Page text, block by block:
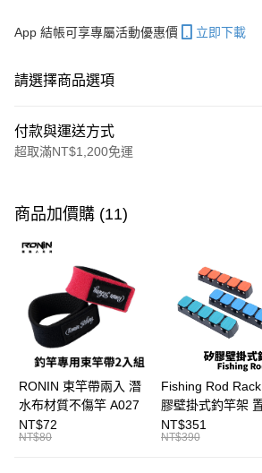
App 結帳可享專屬活動優惠價 立即下載
請選擇商品選項
付款與運送方式
超取滿NT$1,200免運
信用卡一次付款
信用卡分期付款
3 期 0 利率 每期
合作金庫商業銀行
第一商業
華南商業銀行
彰化商業
上海商業儲蓄銀行
台北富邦
國泰世華商業銀行
兆豐國際
臺灣中小企業銀行
台中商業
匯豐（台灣）商業銀行
華泰商業
聯邦商業銀行
遠東國際
元大商業銀行
超商取貨付款
Apple Pay
悠遊付
大哥付你分期
商品加價購 (11)
RONIN 束竿帶兩入 潛
水布材質不傷竿 A027
NT$72
NT$80
Fishing Rod
膠壁掛式釣竿架 置
架 壁鎖式竿架 釣
示架 T1086
NT$351
NT$390